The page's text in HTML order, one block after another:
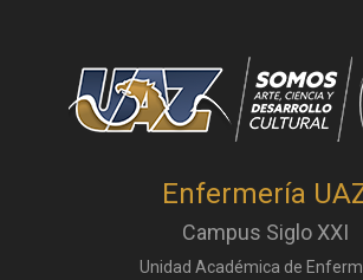
Enfermería
Campus Siglo XXI
Unidad Académica de